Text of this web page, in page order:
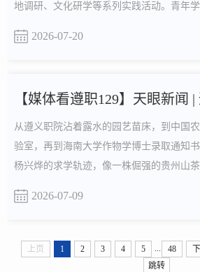
地调研、文化研学等系列实践活动。青年
之家，聚焦留守儿童关爱保护，开展了一
2026-07-20
从遵义职院沾着露水的园艺苗床，到中国
验室，再到海南大学作物学博士录取通知
杨兴烨的求学轨迹，像一株倔强的贵州山
2026年盛夏，这位来自贵州的00后姑娘即
从未忘记出发时的样子——把学到的每一
2026-07-09
上页 1 2 3 4 5 ... 48
跳转